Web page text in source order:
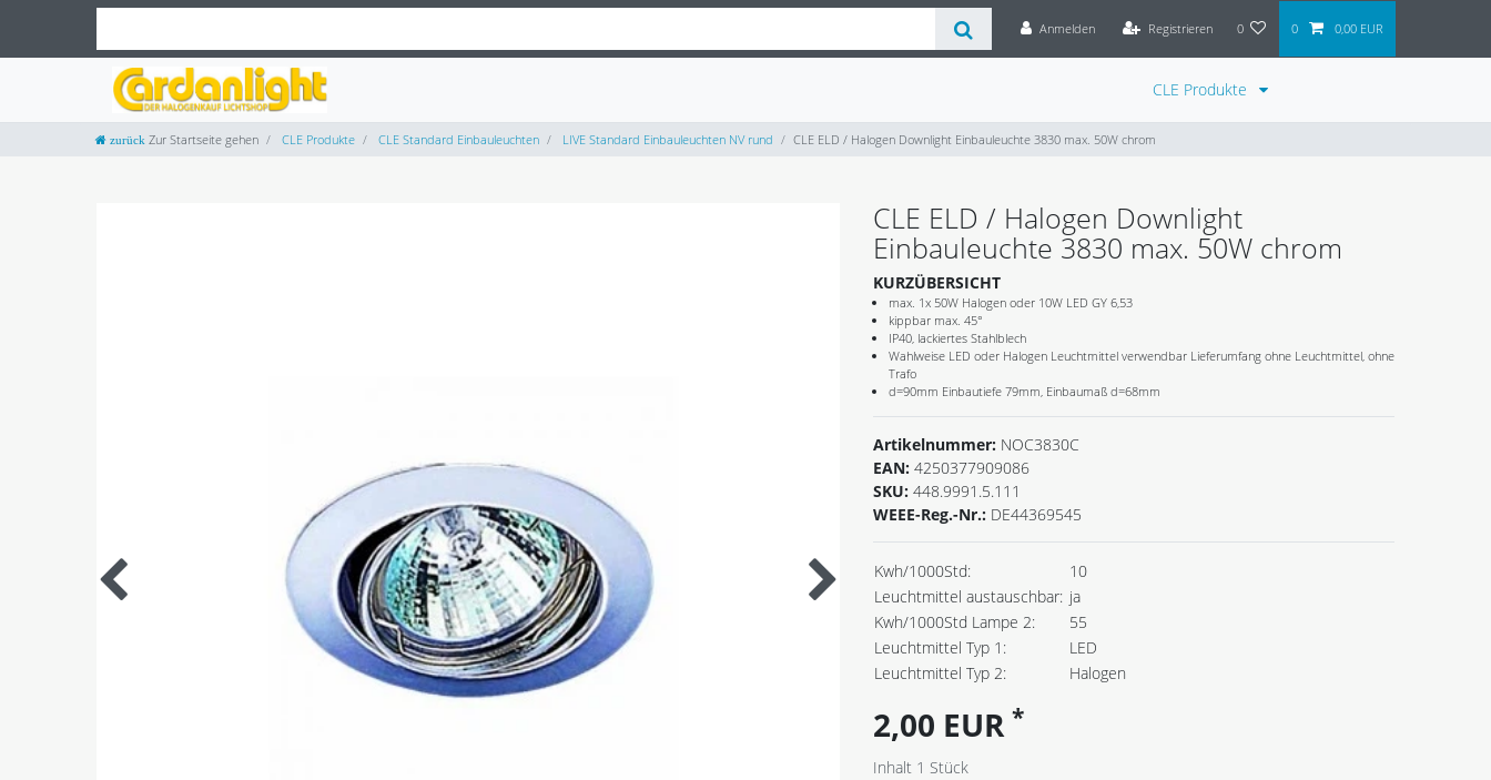
Anmelden Registrieren 0 0 0,00 EUR
CLE Produkte
Zur Startseite gehen CLE Produkte CLE Standard Einbauleuchten LIVE Standard Einbauleuchten NV rund CLE ELD / Halogen Downlight Einbauleuchte 3830 max. 50W chrom
CLE ELD / Halogen Downlight
Einbauleuchte 3830 max. 50W chrom
KURZÜBERSICHT
max. 1x 50W Halogen oder 10W LED GY 6,53
kippbar max. 45°
IP40, lackiertes Stahlblech
Wahlweise LED oder Halogen Leuchtmittel verwendbar Lieferumfang ohne Leuchtmittel, ohne
Trafo
d=90mm Einbautiefe 79mm, Einbaumaß d=68mm
Artikelnummer: NOC3830C
EAN: 4250377909086
SKU: 448.9991.5.111
WEEE-Reg.-Nr.: DE44369545
Kwh/1000Std:
10
Leuchtmittel austauschbar: ja
Kwh/1000Std Lampe 2:
55
Leuchtmittel Typ 1:
LED
Leuchtmittel Typ 2:
Halogen
2,00 EUR *
Inhalt 1 Stück